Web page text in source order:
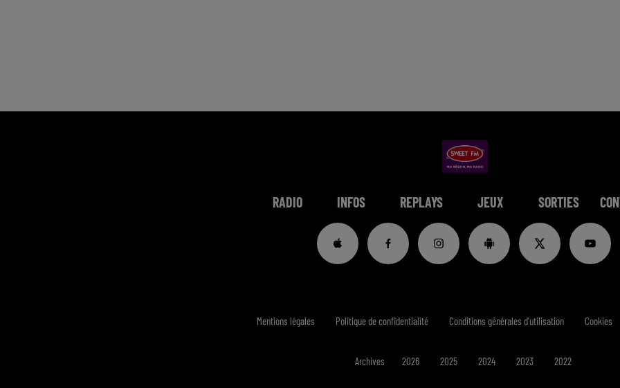
RADIO INFOS REPLAYS JEUX SORTIES
Mentions légales Politique de confidentialité Conditions générales d'utilisation Cookies
Archives 2026 2025 2024 2023 2022